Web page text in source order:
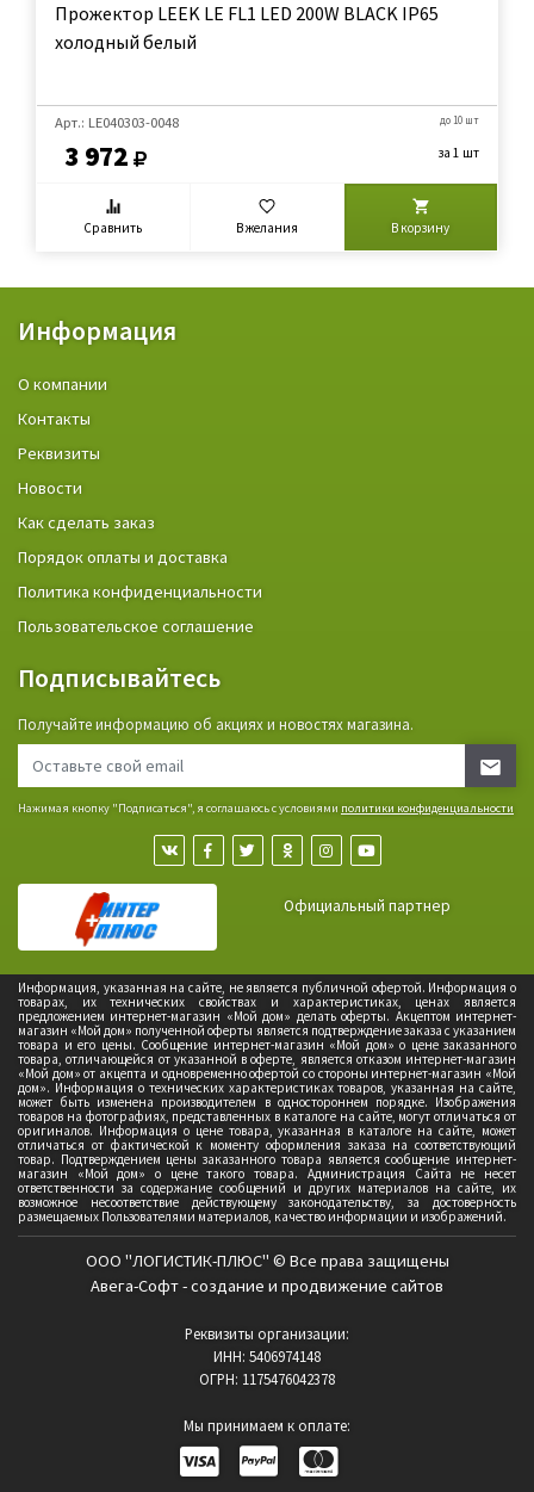
Прожектор LEEK LE FL1 LED 200W BLACK IP65
холодный белый
Арт.: LE040303-0048
3 972
до 10 шт
за 1 шт
Сравнить В желания В корзину
Информация
О компании
Контакты
Реквизиты
Новости
Как сделать заказ
Порядок оплаты и доставка
Политика конфиденциальности
Пользовательское соглашение
Подписывайтесь
Получайте информацию об акциях и новостях магазина.
Нажимая кнопку "Подписаться", я соглашаюсь с условиями политики конфиденциальности
Официальный партнер
Информация, указанная на сайте, не является публичной офертой. Информация о
товарах, их технических свойствах и характеристиках, ценах является
предложением интернет-магазин «Мой дом» делать оферты. Акцептом интернет-
магазин «Мой дом» полученной оферты является подтверждение заказа с указанием
товара и его цены. Сообщение интернет-магазин «Мой дом» о цене заказанного
товара, отличающейся от указанной в оферте, является отказом интернет-магазин
«Мой дом» от акцепта и одновременно офертой со стороны интернет-магазин «Мой
дом». Информация о технических характеристиках товаров, указанная на сайте,
может быть изменена производителем в одностороннем порядке. Изображения
товаров на фотографиях, представленных в каталоге на сайте, могут отличаться от
оригиналов. Информация о цене товара, указанная в каталоге на сайте, может
отличаться от фактической к моменту оформления заказа на соответствующий
товар. Подтверждением цены заказанного товара является сообщение интернет-
магазин «Мой дом» о цене такого товара. Администрация Сайта не несет
ответственности за содержание сообщений и других материалов на сайте, их
возможное несоответствие действующему законодательству, за достоверность
размещаемых Пользователями материалов, качество информации и изображений.
ООО "ЛОГИСТИК-ПЛЮС" © Все права защищены
Авега-Софт - создание и продвижение сайтов
Реквизиты организации:
ИНН: 5406974148
ОГРН: 1175476042378
Мы принимаем к оплате: